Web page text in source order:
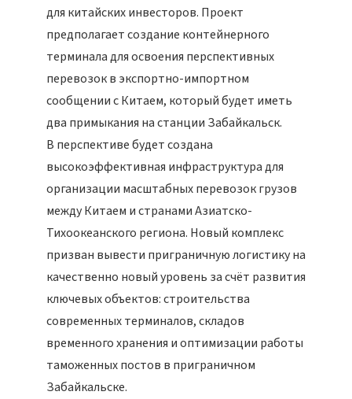
для китайских инвесторов. Проект
предполагает создание контейнерного
терминала для освоения перспективных
перевозок в экспортно-импортном
сообщении с Китаем, который будет иметь
два примыкания на станции Забайкальск.
В перспективе будет создана
высокоэффективная инфраструктура для
организации масштабных перевозок грузов
между Китаем и странами Азиатско-
Тихоокеанского региона. Новый комплекс
призван вывести приграничную логистику на
качественно новый уровень за счёт развития
ключевых объектов: строительства
современных терминалов, складов
временного хранения и оптимизации работы
таможенных постов в приграничном
Забайкальске.